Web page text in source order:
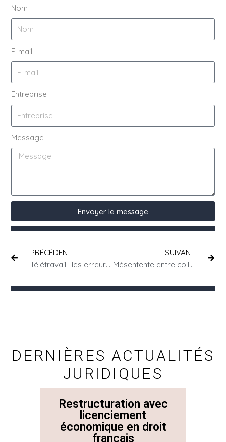
Nom
E-mail
Entreprise
Message
Envoyer le message
PRÉCÉDENT
Télétravail : les erreurs juridiques à éviter pour sécuriser vos pratiques RH
SUIVANT
Mésentente entre collègues : un motif suffisant pour licencier un salarié ?
DERNIÈRES ACTUALITÉS
JURIDIQUES
Restructuration avec
licenciement
économique en droit
français